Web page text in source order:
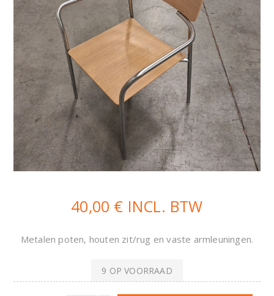
40,00 € INCL. BTW
Metalen poten, houten zit/rug en vaste armleuningen.
9 OP VOORRAAD